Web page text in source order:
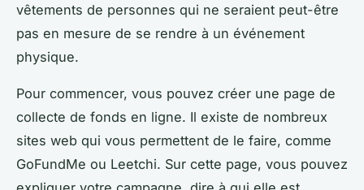
vêtements de personnes qui ne seraient peut-être
pas en mesure de se rendre à un événement
physique.
Pour commencer, vous pouvez créer une page de
collecte de fonds en ligne. Il existe de nombreux
sites web qui vous permettent de le faire, comme
GoFundMe ou Leetchi. Sur cette page, vous pouvez